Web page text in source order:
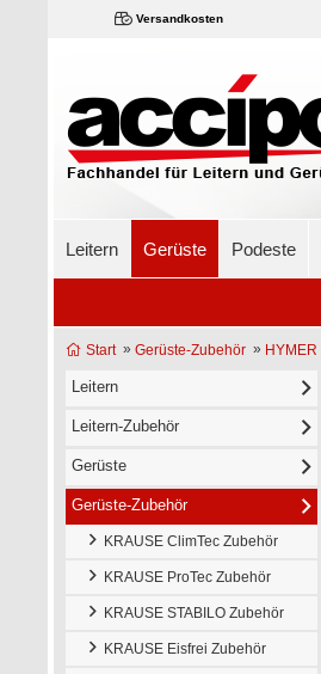
Versandkosten
Leitern Gerüste Podeste
Start» Gerüste-Zubehör »
Leitern
Leitern-Zubehör
Gerüste
Gerüste-Zubehör
KRAUSE ClimTec Zubehör
KRAUSE ProTec Zubehör
KRAUSE STABILO Zubehör
KRAUSE Eisfrei Zubehör